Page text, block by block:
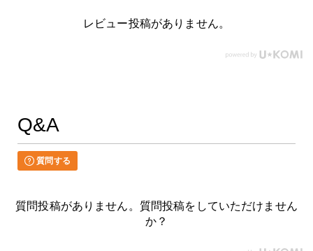
レビュー投稿がありません。
Q&A
質問する
質問投稿がありません。質問投稿をしていただけません
か？